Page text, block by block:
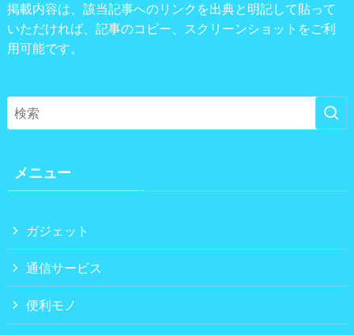
掲載内容は、該当記事へのリンクを出典と明記して貼って
いただければ、記事のコピー、スクリーンショットをご利
用可能です。
メニュー
ガジェット
通信サービス
便利モノ